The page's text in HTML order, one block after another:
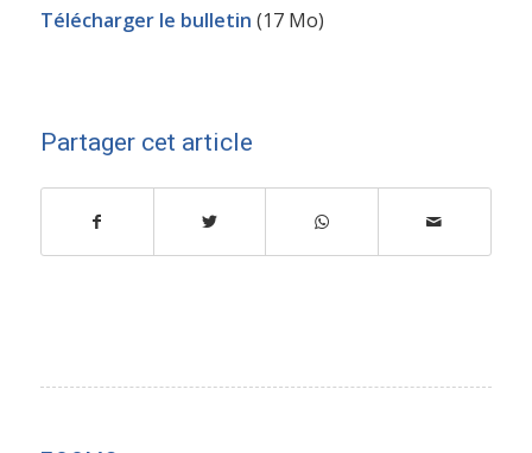
Télécharger le bulletin (17 Mo)
Partager cet article